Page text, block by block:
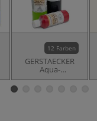
12 Farben
GERSTAECKER
Aqua-
Linoldruckfarbe